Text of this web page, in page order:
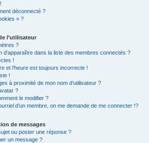
déconnecté ?
» ?
l’utilisateur
?
d’apparaître dans la liste des membres connectés ?
!
et l’heure est toujours incorrecte !
!
à proximité de mon nom d’utilisateur ?
?
le modifier ?
d’un membre, on me demande de me connecter !?
de messages
ou poster une réponse ?
un message ?